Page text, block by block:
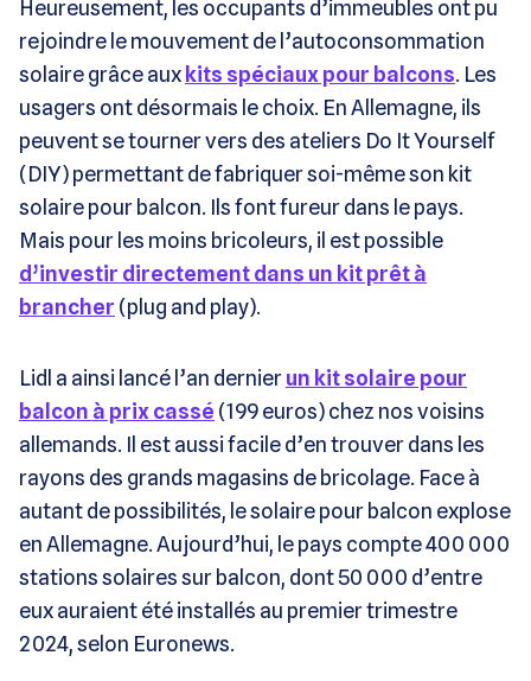
Heureusement, les occupants d’immeubles ont pu
rejoindre le mouvement de l’autoconsommation
solaire grâce auxkits spéciaux pour balcons. Les
usagers ont désormais le choix. En Allemagne, ils
peuvent se tourner vers des ateliers Do It Yourself
(DIY) permettant de fabriquer soi-même son kit
solaire pour balcon. Ils font fureur dans le pays.
Mais pour les moins bricoleurs, il est possible
d’investir directement dans un kit prêt à
brancher (plug and play).
Lidl a ainsi lancé l’an dernierun kit solaire pour
balcon à prix cassé (199 euros) chez nos voisins
allemands. Il est aussi facile d’en trouver dans les
rayons des grands magasins de bricolage. Face à
autant de possibilités, le solaire pour balcon explose
en Allemagne. Aujourd’hui, le pays compte 400 000
stations solaires sur balcon, dont 50 000 d’entre
eux auraient été installés au premier trimestre
2024, selon Euronews.